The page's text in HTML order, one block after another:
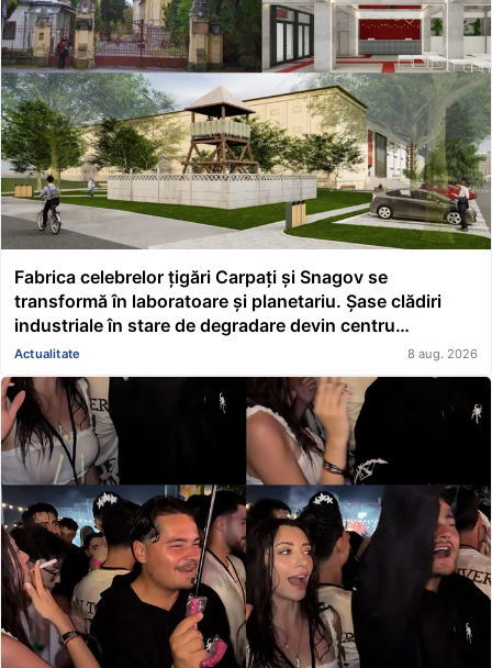
Fabrica celebrelor țigări Carpați și Snagov se
transformă în laboratoare și planetariu. Șase clădiri
industriale în stare de degradare devin centru
educațional și științific
Actualitate 8 aug. 2026